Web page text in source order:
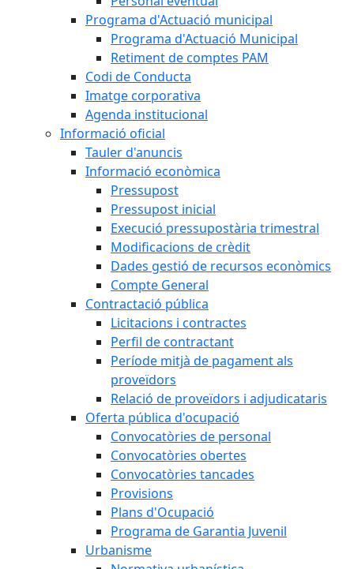
Programa d'Actuació municipal
Programa d'Actuació Municipal
Retiment de comptes PAM
Codi de Conducta
Imatge corporativa
Agenda institucional
Informació oficial
Tauler d'anuncis
Informació econòmica
Pressupost
Pressupost inicial
Execució pressupostària trimestral
Modificacions de crèdit
Dades gestió de recursos econòmics
Compte General
Contractació pública
Licitacions i contractes
Perfil de contractant
Període mitjà de pagament als
proveïdors
Relació de proveïdors i adjudicataris
Oferta pública d'ocupació
Convocatòries de personal
Convocatòries obertes
Convocatòries tancades
Provisions
Plans d'Ocupació
Programa de Garantia Juvenil
Urbanisme